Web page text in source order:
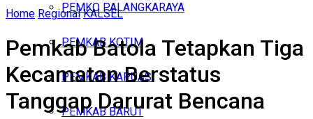
PEMKO PALANGKARAYA
PEMKAB KOTIM
PEMKAB KAPUAS
PEMKAB BARUT
Home Regional KALSEL
Pemkab Batola Tetapkan Tiga
Kecamatan Berstatus
Tanggap Darurat Bencana